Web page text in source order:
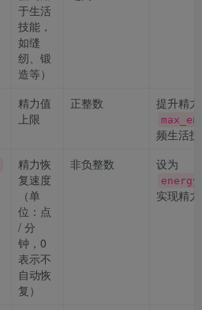
于生活
技能，
如缝
纫、锻
造等）
精力值
上限
正整数 提升精
频生活
精力恢
复速度
（单
位：点
/ 分
钟，0
表示不
自动恢
复）
非负整数 设为
实现精